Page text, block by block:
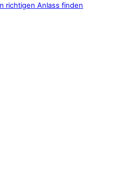
richtigen Anlass finden